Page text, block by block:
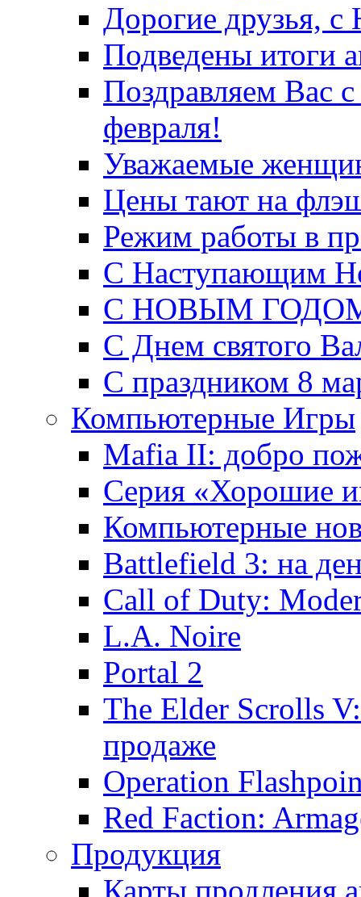
Дорогие друзья,
Подведены итоги
Поздравляем Вас
февраля!
Уважаемые
Цены тают на
Режим работы в
C Наступающим
С НОВЫМ
С Днем святого
С праздником 8
Компьютерные Игры
Mafia II: добро
Серия «Хорошие
Компьютерные
Battlefield 3: на
Call of Duty:
L.A. Noire
Portal 2
The Elder Scrolls
продаже
Operation
Red Faction:
Продукция